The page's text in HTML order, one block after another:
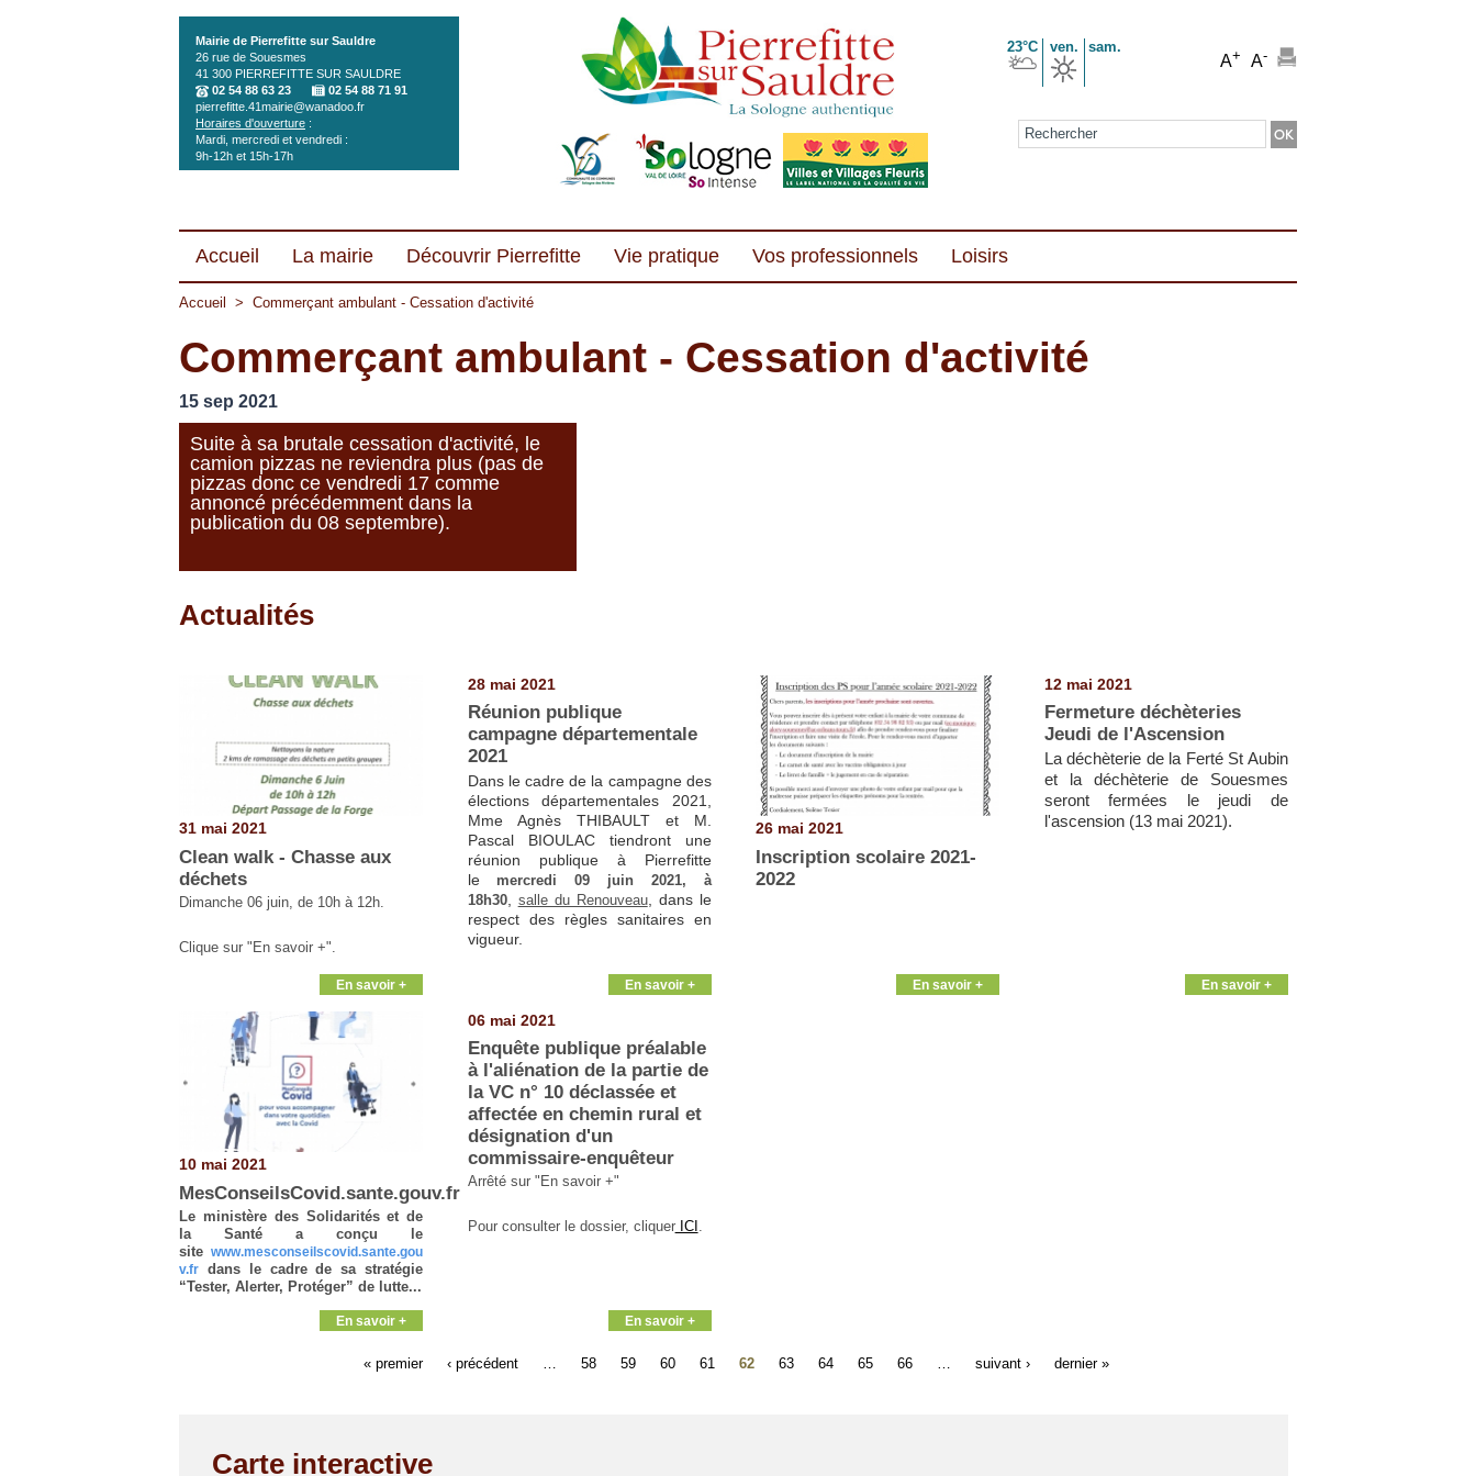
Mairie de Pierrefitte sur Sauldre
26 rue de Souesmes
41 300 PIERREFITTE SUR SAULDRE
02 54 88 63 23
02 54 88 71 91
pierrefitte.41mairie@wanadoo.fr
Horaires d'ouverture :
Mardi, mercredi et vendredi :
9h-12h et 15h-17h
23°C ven. sam.
A+ A-
Formulaire de recherche
Accueil La mairie Découvrir Pierrefitte Vie pratique Vos professionnels Loisirs
Accueil > Commerçant ambulant - Cessation d'activité
Commerçant ambulant - Cessation d'activité
15 sep 2021
Suite à sa brutale cessation d'activité, le
camion pizzas ne reviendra plus (pas de
pizzas donc ce vendredi 17 comme
annoncé précédemment dans la
publication du 08 septembre).
Actualités
31 mai 2021
Clean walk - Chasse aux
déchets
Dimanche 06 juin, de 10h à 12h.
Clique sur "En savoir +".
En savoir +
28 mai 2021
Réunion publique
campagne départementale
2021
Dans le cadre de la campagne des
élections départementales 2021,
Mme Agnès THIBAULT et M.
Pascal BIOULAC tiendront une
réunion publique à Pierrefitte
le mercredi 09 juin 2021, à
18h30, salle du Renouveau, dans le
respect des règles sanitaires en
vigueur.
En savoir +
26 mai 2021
Inscription scolaire 2021-
2022
En savoir +
12 mai 2021
Fermeture déchèteries
Jeudi de l'Ascension
La déchèterie de la Ferté St Aubin
et la déchèterie de Souesmes
seront fermées le jeudi de
l'ascension (13 mai 2021).
En savoir +
10 mai 2021
MesConseilsCovid.sante.gouv.fr
Le ministère des Solidarités et de
la Santéa conçu le
sitewww.mesconseilscovid.sante.gou
v.fr dans le cadre de sa stratégie
“Tester, Alerter, Protéger” de lutte...
En savoir +
06 mai 2021
Enquête publique préalable
à l'aliénation de la partie de
la VC n° 10 déclassée et
affectée en chemin rural et
désignation d'un
commissaire-enquêteur
Arrêté sur "En savoir +"
Pour consulter le dossier, cliquerICI .
En savoir +
Pages
« premier ‹ précédent 58 59 60 61 62 63 64 65 66 suivant › dernier »
Carte interactive